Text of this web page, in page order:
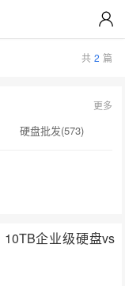
共 2 篇
硬盘批发(573)
级8TB硬盘​(2)
更多
企业级硬盘vs